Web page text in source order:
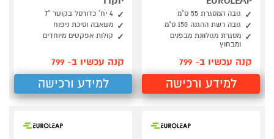
גובה המסגרת 55 ס"מ
גובה רשת ההגנה 150 ס"מ
מסגרת מגולוונת מבפנים
ומבחוץ
קנה עכשיו ב- 799
למידע ורכישה
4 יח' כדורסל בקוטר "7
משאבה וסיכת ניפוח
קולות אפקטים מיוחדים
קנה עכשיו ב- 799
למידע ורכישה